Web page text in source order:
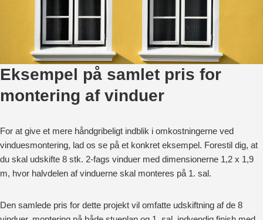
Eksempel på samlet pris for
montering af vinduer
For at give et mere håndgribeligt indblik i omkostningerne ved
vinduesmontering, lad os se på et konkret eksempel. Forestil dig, at
du skal udskifte 8 stk. 2-fags vinduer med dimensionerne 1,2 x 1,9
m, hvor halvdelen af vinduerne skal monteres på 1. sal.
Den samlede pris for dette projekt vil omfatte udskiftning af de 8